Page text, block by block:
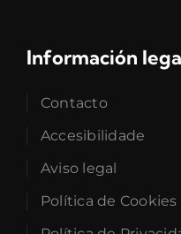
Información
Contacto
Accesibilidade
Aviso legal
Política de Cookies